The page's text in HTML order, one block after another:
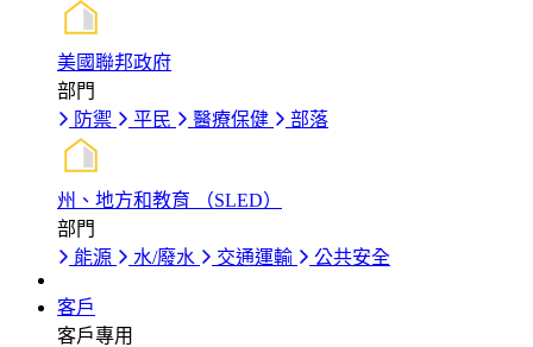
美國聯邦政府
部門
防禦
平民 醫療保健 部落
州、地方和教育 （SLED）
部門
能源
水/廢水 交通運輸 公共安全
客戶
客戶專用